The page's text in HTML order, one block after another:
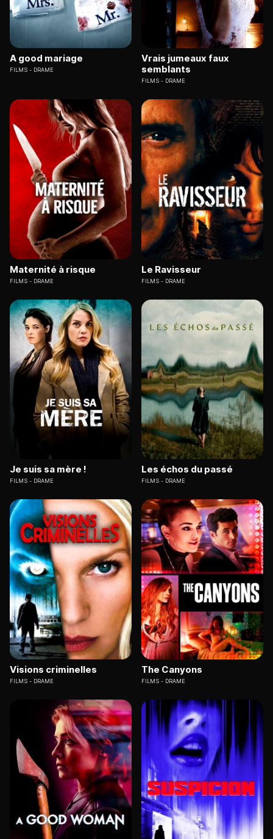
A good mariage
FILMS DRAME
Vrais jumeaux faux
semblants
FILMS DRAME
Maternité à risque
FILMS DRAME
Le Ravisseur
FILMS DRAME
Je suis sa mère !
FILMS DRAME
Les échos du passé
FILMS DRAME
Visions criminelles
FILMS DRAME
The Canyons
FILMS DRAME